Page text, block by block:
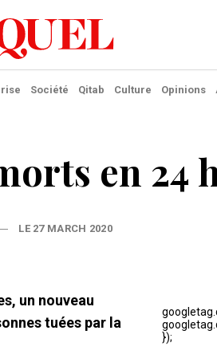
Société Qitab Culture Opinions
en 24
LE 27 MARCH 2020
un nouveau
tuées par la